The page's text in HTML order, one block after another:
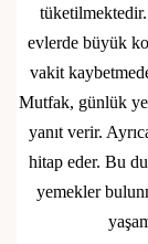
evlerde büyük
vakit
Mutfak, günlük
yanıt verir.
hitap eder. Bu
yemekler